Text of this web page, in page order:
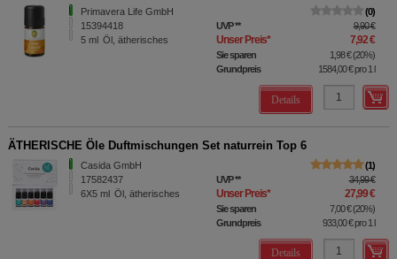
Primavera Life GmbH
15394418
5 ml Öl, ätherisches
0
UVP** 9,90 €
Unser Preis* 7,92 €
Sie sparen 1,98 €(20%)
Grundpreis
1584,00 €pro 1 l
Details
ÄTHERISCHE Öle Duftmischungen Set naturrein Top 6
Casida GmbH
17582437
6X5 ml Öl, ätherisches
1
UVP** 34,99 €
Unser Preis* 27,99 €
Sie sparen 7,00 €(20%)
Grundpreis
933,00 €pro 1 l
Details